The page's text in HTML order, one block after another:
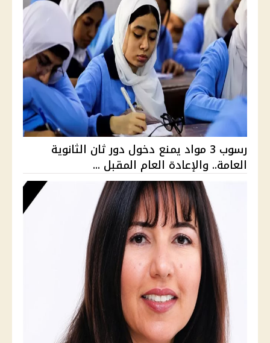
رسوب 3 مواد يمنع دخول دور ثان الثانوية
العامة.. والإعادة العام المقبل ...